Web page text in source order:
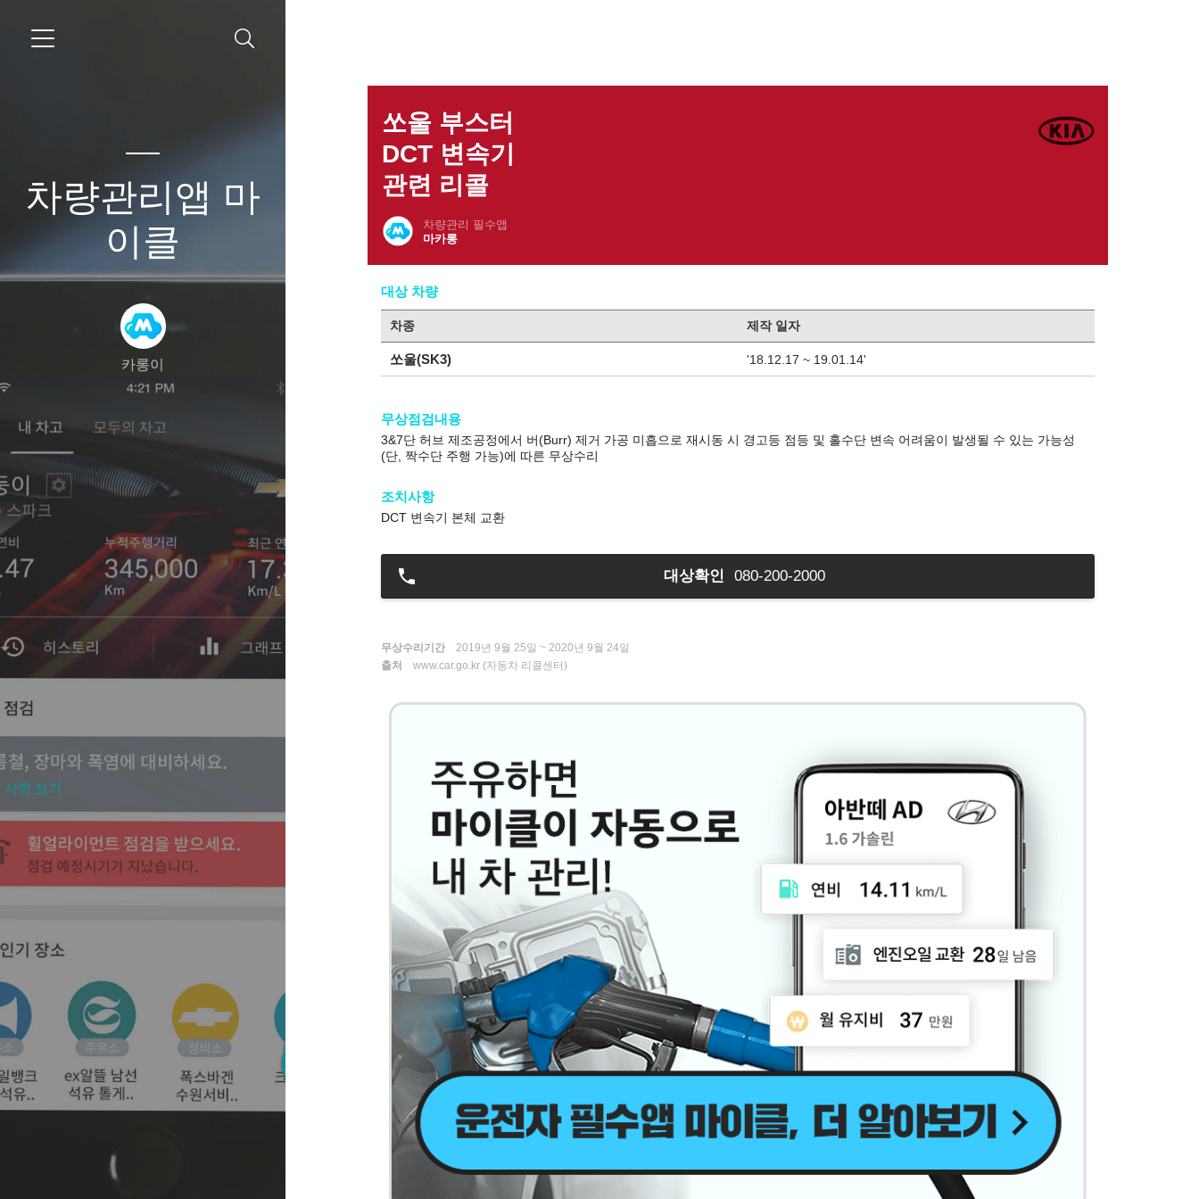
차량관리앱 마
이클
카롱이
쏘울 부스터
DCT 변속기
관련 리콜
차량관리 필수앱
마카롱
대상 차량
차종 제작 일자
쏘울(SK3) '18.12.17 ~ 19.01.14'
무상점검내용
3&7단 허브 제조공정에서 버(Burr) 제거 가공 미흡으로 재시동 시 경고등 점등 및 홀수단 변속 어려움이 발생될 수 있는 가능성
(단, 짝수단 주행 가능)에 따른 무상수리
조치사항
DCT 변속기 본체 교환
대상확인 080-200-2000
무상수리기간
2019년 9월 25일 ~ 2020년 9월 24일
출처
www.car.go.kr (자동차 리콜센터)